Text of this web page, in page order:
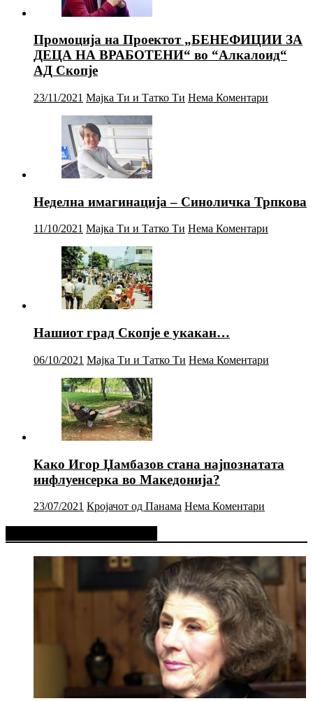
Промоција на Проектот „БЕНЕФИЦИИ ЗА
ДЕЦА НА ВРАБОТЕНИ“ во “Алкалоид“
АД Скопје
23/11/2021 Мајка Ти и Татко Ти Нема Коментари
Неделна имагинација – Синоличка Трпкова
11/10/2021 Мајка Ти и Татко Ти Нема Коментари
Нашиот град Скопје е укакан…
06/10/2021 Мајка Ти и Татко Ти Нема Коментари
Како Игор Џамбазов стана најпознатата
инфлуенсерка во Македонија?
23/07/2021 Кројачот од Панама Нема Коментари